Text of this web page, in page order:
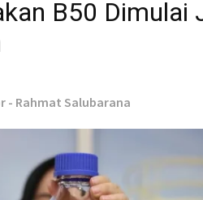
B50 Dimulai
- Rahmat Salubarana